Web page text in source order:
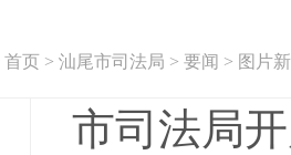
首页 > 汕尾市司法局 > 要闻 > 图片
市司法局